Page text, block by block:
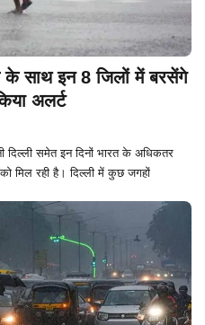
साथ इन 8 जिलों में बरसेंगे
अलर्ट
समेत इन दिनों भारत के अधिकतर
मिल रही है। दिल्ली में कुछ जगहों